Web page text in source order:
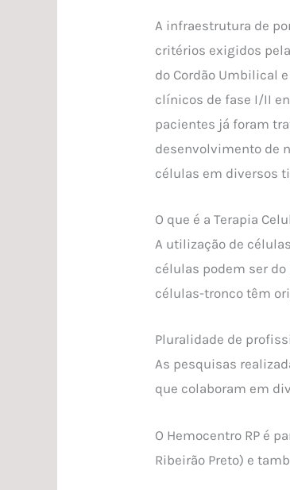
A infraestrutura de
critérios exigidos
do Cordão Umbilical
clínicos de fase I/II
pacientes já foram
desenvolvimento de
células em diversos
O que é a Terapia
A utilização de
células podem ser
células-tronco têm
Pluralidade de
As pesquisas
que colaboram em
O Hemocentro RP é
Ribeirão Preto) e